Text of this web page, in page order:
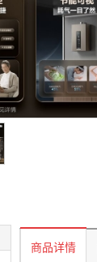
商品详情